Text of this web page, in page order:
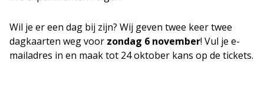
Wil je er een dag bij zijn? Wij geven twee keer twee
dagkaarten weg voor zondag 6 november! Vul je e-
mailadres in en maak tot 24 oktober kans op de tickets.